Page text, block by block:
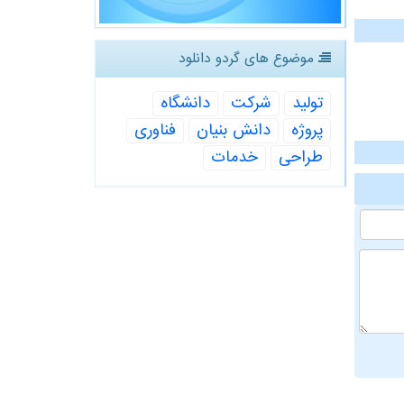
موضوع های گردو دانلود
تولید شركت
دانشگاه
پروژه
دانش بنیان
فناوری
طراحی
خدمات